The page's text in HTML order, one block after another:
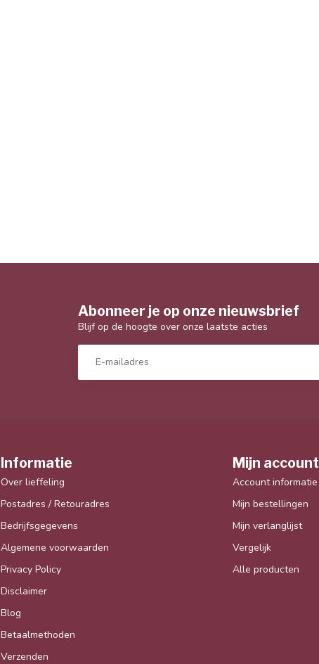
Abonneer je op onze nieuwsbrief
Blijf op de hoogte over onze laatste acties
Informatie
Over lieffeling
Postadres / Retouradres
Bedrijfsgegevens
Algemene voorwaarden
Privacy Policy
Disclaimer
Blog
Betaalmethoden
Verzenden
Mijn account
Account informatie
Mijn bestellingen
Mijn verlanglijst
Vergelijk
Alle producten